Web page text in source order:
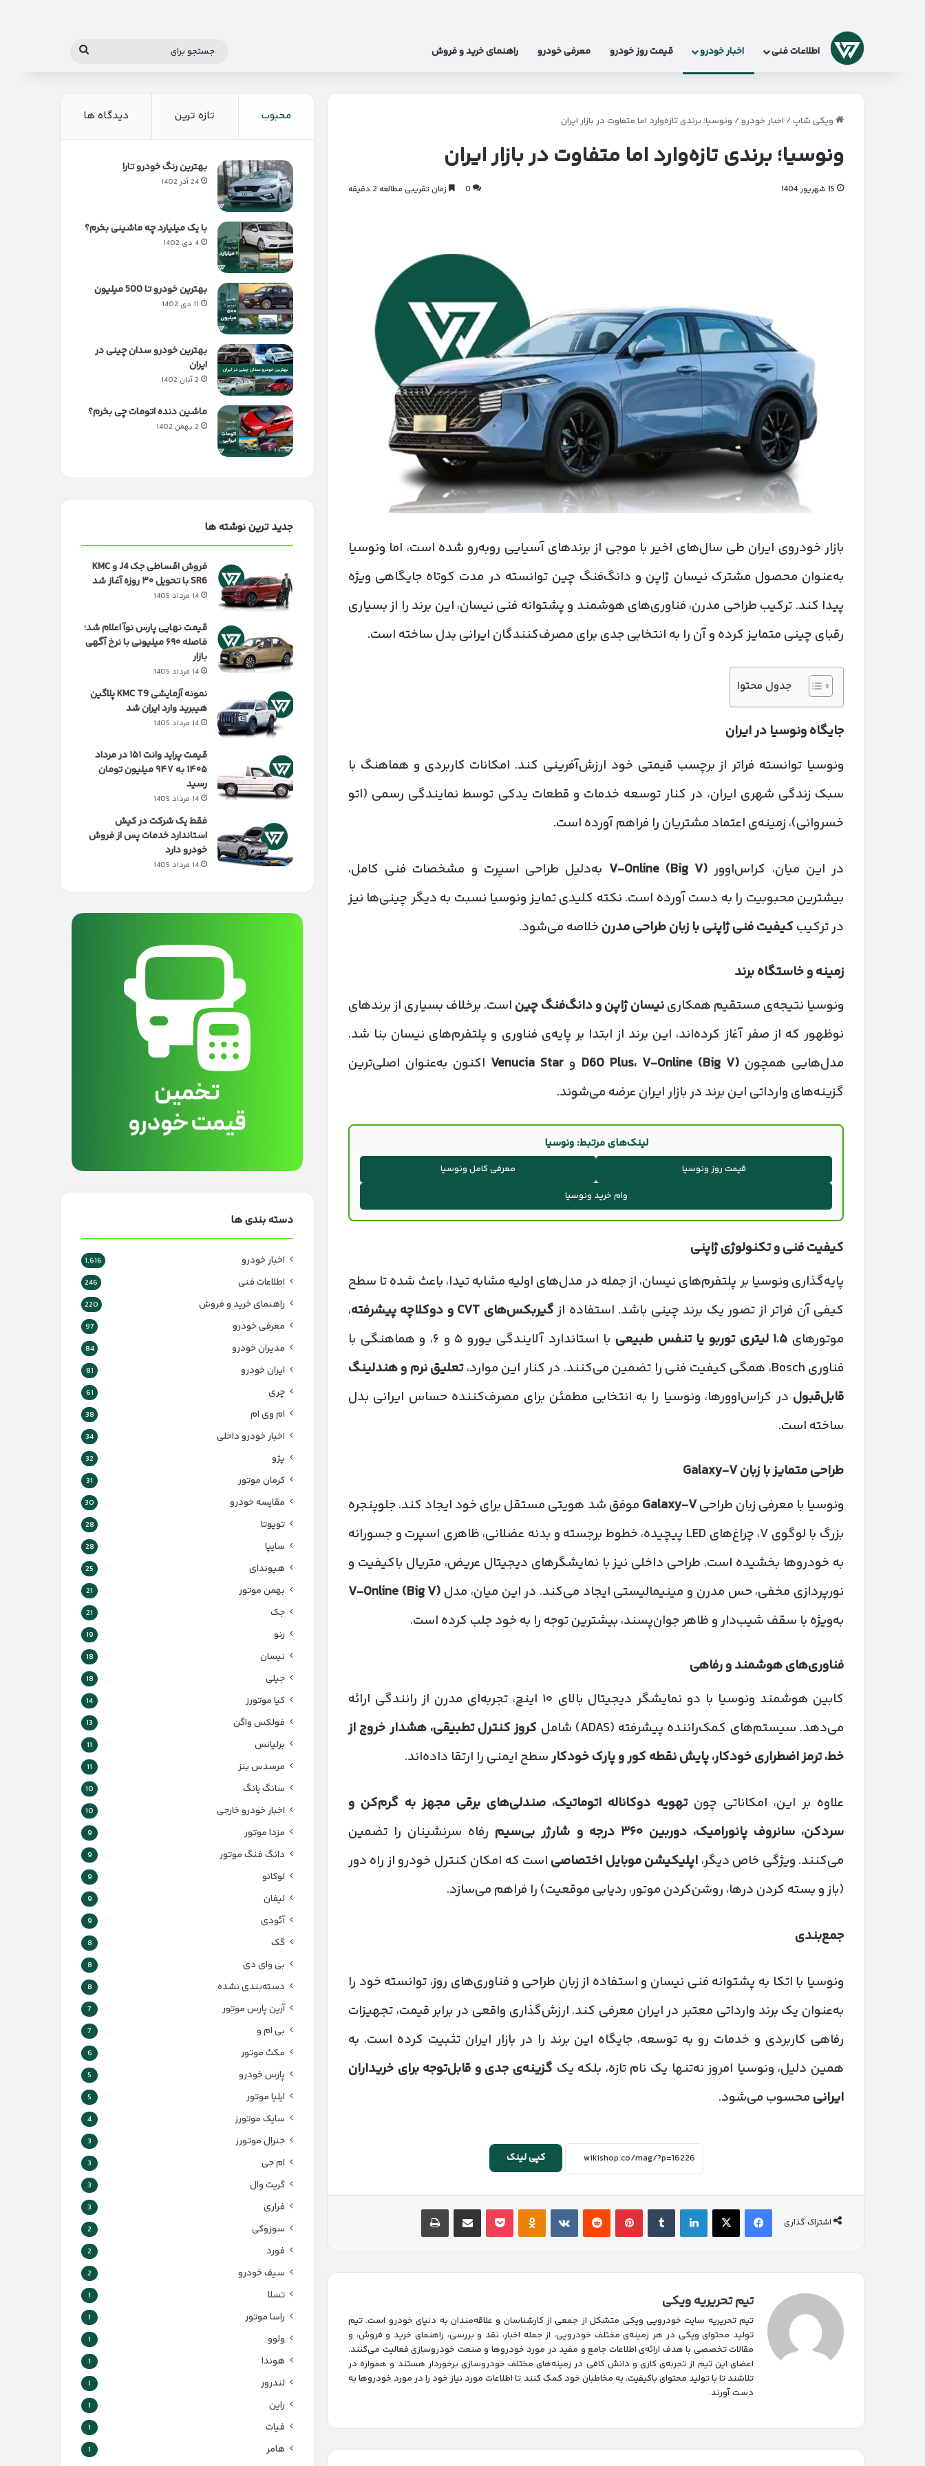
لوگو اطلاعات فنی اخبار خودرو قیمت روز خودرو معرفی خودرو راهنمای خرید و فروش
جستجو
ویکی شاپ/ اخبار خودرو/ ونوسیا؛ برندی تازه‌وارد اما متفاوت در بازار ایران
ونوسیا؛ برندی تازه‌وارد اما متفاوت در بازار ایران
15 شهریور 1404 0 زمان تقریبی مطالعه 2 دقیقه
بازار خودروی ایران طی سال‌های اخیر با موجی از برندهای آسیایی روبه‌رو شده است، اما ونوسیا
به‌عنوان محصول مشترک نیسان ژاپن و دانگ‌فنگ چین توانسته در مدت کوتاه جایگاهی ویژه
پیدا کند. ترکیب طراحی مدرن، فناوری‌های هوشمند و پشتوانه فنی نیسان، این برند را از بسیاری
رقبای چینی متمایز کرده و آن را به انتخابی جدی برای مصرف‌کنندگان ایرانی بدل ساخته است.
جدول محتوا
جایگاه ونوسیا در ایران
ونوسیا توانسته فراتر از برچسب قیمتی خود ارزش‌آفرینی کند. امکانات کاربردی و هماهنگ با
سبک زندگی شهری ایران، در کنار توسعه خدمات و قطعات یدکی توسط نمایندگی رسمی (اتو
خسروانی)، زمینه‌ی اعتماد مشتریان را فراهم آورده است.
در این میان، کراس‌اوور V-Online (Big V) به‌دلیل طراحی اسپرت و مشخصات فنی کامل،
بیشترین محبوبیت را به دست آورده است. نکته کلیدی تمایز ونوسیا نسبت به دیگر چینی‌ها نیز
در ترکیب کیفیت فنی ژاپنی با زبان طراحی مدرن خلاصه می‌شود.
زمینه و خاستگاه برند
ونوسیا نتیجه‌ی مستقیم همکارینیسان ژاپن و دانگ‌فنگ چین است. برخلاف بسیاری از برندهای
نوظهور که از صفر آغاز کرده‌اند، این برند از ابتدا بر پایه‌ی فناوری و پلتفرم‌های نیسان بنا شد.
مدل‌هایی همچون
D60 Plus، V-Online (Big V) و Venucia Star اکنون به‌عنوان اصلی‌ترین
گزینه‌های وارداتی این برند در بازار ایران عرضه می‌شوند.
لینک‌های مرتبط: ونوسیا
قیمت روز ونوسیا
معرفی کامل ونوسیا
وام خرید ونوسیا
کیفیت فنی و تکنولوژی ژاپنی
پایه‌گذاری ونوسیا بر پلتفرم‌های نیسان، از جمله در مدل‌های اولیه مشابه تیدا، باعث شده تا سطح
کیفی آن فراتر از تصور یک برند چینی باشد. استفاده ازگیربکس‌های و دوکلاچه پیشرفته،
موتورهای ۱.۵ لیتری توربو یا تنفس طبیعی
با استاندارد آلایندگی یورو ۵ و ۶، و هماهنگی با
فناوری Bosch، همگی کیفیت فنی را تضمین می‌کنند. در کنار این موارد،
تعلیق نرم و هندلینگ
قابل‌قبول در کراس‌اوورها، ونوسیا را به انتخابی مطمئن برای مصرف‌کننده حساس ایرانی بدل
ساخته است.
طراحی متمایز با زبانGalaxy-V
ونوسیا با معرفی زبان طراحیGalaxy-V موفق شد هویتی مستقل برای خود ایجاد کند. جلوپنجره
بزرگ با لوگوی V، چراغ‌های LED پیچیده، خطوط برجسته و بدنه عضلانی، ظاهری اسپرت و جسورانه
به خودروها بخشیده است. طراحی داخلی نیز با نمایشگرهای دیجیتال عریض، متریال باکیفیت و
نورپردازی مخفی، حس مدرن و مینیمالیستی ایجاد می‌کند. در این میان، مدل V-Online (Big V)
به‌ویژه با سقف شیب‌دار و ظاهر جوان‌پسند، بیشترین توجه را به خود جلب کرده است.
فناوری‌های هوشمند و رفاهی
کابین هوشمند ونوسیا با دو نمایشگر دیجیتال بالای ۱۰ اینچ، تجربه‌ای مدرن از رانندگی ارائه
می‌دهد. سیستم‌های کمک‌راننده پیشرفته (ADAS) شامل
کروز کنترل تطبیقی، هشدار خروج از
خط، ترمز اضطراری خودکار، پایش نقطه کور و پارک خودکارسطح ایمنی را ارتقا داده‌اند.
علاوه بر این، امکاناتی چونتهویه دوکاناله اتوماتیک، صندلی‌های برقی مجهز به گرم‌کن و
سردکن، سانروف پانورامیک، دوربین۳۶۰ درجه و شارژر بی‌سیم رفاه سرنشینان را تضمین
می‌کنند. ویژگی خاص دیگر، اپلیکیشن موبایل اختصاصی است که امکان کنترل خودرو از راه دور
(باز و بسته کردن درها، روشن‌کردن موتور، ردیابی موقعیت) را فراهم می‌سازد.
جمع‌بندی
ونوسیا با اتکا به پشتوانه فنی نیسان و استفاده از زبان طراحی و فناوری‌های روز، توانسته خود را
به‌عنوان یک برند وارداتی معتبر در ایران معرفی کند. ارزش‌گذاری واقعی در برابر قیمت، تجهیزات
رفاهی کاربردی و خدمات رو به توسعه، جایگاه این برند را در بازار ایران تثبیت کرده است. به
همین دلیل، ونوسیا امروز نه‌تنها یک نام تازه، بلکه یک گزینه‌ی جدی و قابل‌توجه برای خریداران
ایرانی محسوب می‌شود.
کپی لینک
اشتراک گذاری
فیسبوکایکس لینکداینتامبلر پینتریستReddit
VKontakte
Odnoklassniki
پاکت اشتراک گذاری با ایمیل چاپ
تیم تحریریه ویکی
تیم تحریریه سایت خودرویی ویکی متشکل از جمعی از کارشناسان و علاقه‌مندان به دنیای خودرو است. تیم
تولید محتوای ویکی در هر زمینه‌‌ی مختلف خودرویی، از جمله اخبار، نقد و بررسی، راهنمای خرید و فروش، و
مقالات تخصصی با هدف ارائه‌ی اطلاعات جامع و مفید در مورد خودروها و صنعت خودروسازی فعالیت می‌کنند.
اعضای این تیم از تجربه‌ی کاری و دانش کافی در زمینه‌های مختلف خودروسازی برخوردار هستند و همواره در
تلاشند تا با تولید محتوای باکیفیت، به مخاطبان خود کمک کنند تا اطلاعات مورد نیاز خود را در مورد خودروها به
دست آورند.
محبوب تازه ترین دیدگاه ها
بهترین رنگ خودرو تارا
24 آذر 1402
با یک میلیارد چه ماشینی بخرم؟
4 دی 1402
بهترین خودرو تا 500 میلیون
11 دی 1402
بهترین خودرو سدان چینی در
ایران
2 آبان 1402
ماشین دنده اتومات چی بخرم؟
2 بهمن 1402
جدید ترین نوشته ها
فروش اقساطی جک J4 و KMC
SR6 با تحویل ۳۰ روزه آغاز شد
14 مرداد 1405
قیمت نهایی پارس نوآ اعلام شد؛
فاصله ۶۹۰ میلیونی با نرخ آگهی
بازار
14 مرداد 1405
نمونه آزمایشی KMC T9 پلاگین
هیبرید وارد ایران شد
14 مرداد 1405
قیمت پراید وانت ۱۵۱ در مرداد
۱۴۰۵ به ۹۴۷ میلیون تومان
رسید
14 مرداد 1405
فقط یک شرکت در کیش
استاندارد خدمات پس از فروش
خودرو دارد
14 مرداد 1405
دسته بندی ها
اخبار خودرو 1,616
اطلاعات فنی 246
راهنمای خرید و فروش 220
معرفی خودرو 97
مدیران خودرو 84
ایران خودرو 81
چری 61
ام وی ام 38
اخبار خودرو داخلی 34
پژو 32
کرمان موتور 31
مقایسه خودرو 30
تویوتا 28
سایپا 28
هیوندای 25
بهمن موتور 21
جک 21
رنو 19
نیسان 18
جیلی 18
کیا موتورز 14
فولکس واگن 13
برلیانس 11
مرسدس بنز 11
سانگ یانگ 10
اخبار خودرو خارجی 10
مزدا موتور 9
دانگ فنگ موتور 9
لوکانو 9
لیفان 9
آئودی 9
گک 8
بی وای دی 8
دسته‌بندی نشده 8
آرین پارس موتور 7
بی ام و 7
مکث موتور 6
پارس‌ خودرو 5
ایلیا موتور 5
سایک موتورز 4
جنرال موتورز 3
ام جی 3
گریت وال 3
فراری 3
سوزوکی 2
فورد 2
سیف خودرو 2
تسلا 1
راسا موتور 1
ولوو 1
هوندا 1
لندرور 1
راین 1
فیات 1
هامر 1